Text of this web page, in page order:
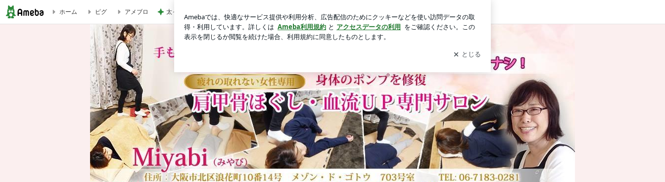
体がしんどいのは、コリだけじゃない！それは・・・｜大阪 天六 足でほぐす癒されサロンMiyabi | 足圧肩甲骨ほぐし・血流ＵＰ Ｍｉｙａｂｉサロン
ホーム ピグ アメブロ 太ってると言ってきた義姉と義母 ログイン